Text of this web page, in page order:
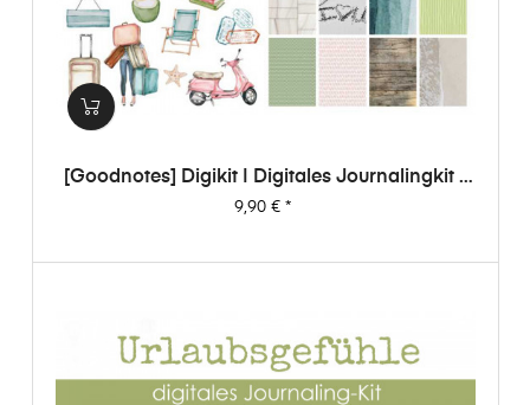
[Goodnotes] Digikit | Digitales Journalingkit -
Urlaubsgefühle
Preis
9,90 €*